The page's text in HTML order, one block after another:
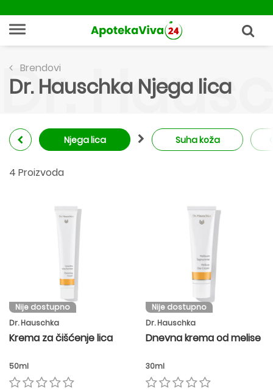
Brendovi
Dr. Hauschka Njega lica
Dr.
Njega lica Suha koža
4 Proizvoda
Nije dostupno
Dr. Hauschka
Krema za čišćenje lica
50ml
Nije dostupno
Dr. Hauschka
Dnevna krema od melise
30ml